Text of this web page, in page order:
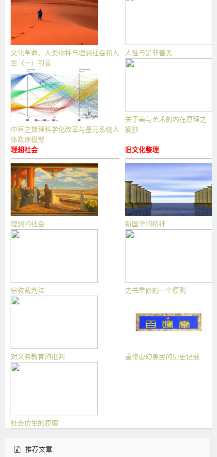
文化革命、人类物种与理想社会和人
生（一）引言
中医之数理科学化改革与基元系统人
体数理模型
人性与是非善恶
关于美与艺术的内在原理之
摘抄
理想社会
理想的社会
宗教裁判法
对义务教育的批判
社会仿生的原理
旧文化整理
新国学的精神
史书重修的一个原则
重修虚幻愚民的历史记载
推荐文章